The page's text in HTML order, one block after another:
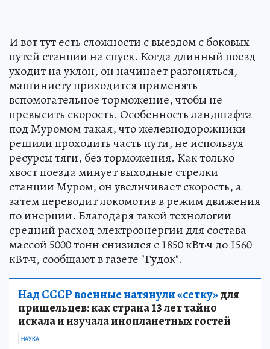
И вот тут есть сложности с выездом с боковых
путей станции на спуск. Когда длинный поезд
уходит на уклон, он начинает разгоняться,
машинисту приходится применять
вспомогательное торможение, чтобы не
превысить скорость. Особенность ландшафта
под Муромом такая, что железнодорожники
решили проходить часть пути, не используя
ресурсы тяги, без торможения. Как только
хвост поезда минует выходные стрелки
станции Муром, он увеличивает скорость, а
затем переводит локомотив в режим движения
по инерции. Благодаря такой технологии
средний расход электроэнергии для состава
массой 5000 тонн снизился с 1850 кВт·ч до 1560
кВт·ч, сообщают в газете "Гудок".
Над СССР военные натянули «сетку»для
пришельцев: как страна 13 лет тайно
искала и изучала инопланетных гостей
НАУКА